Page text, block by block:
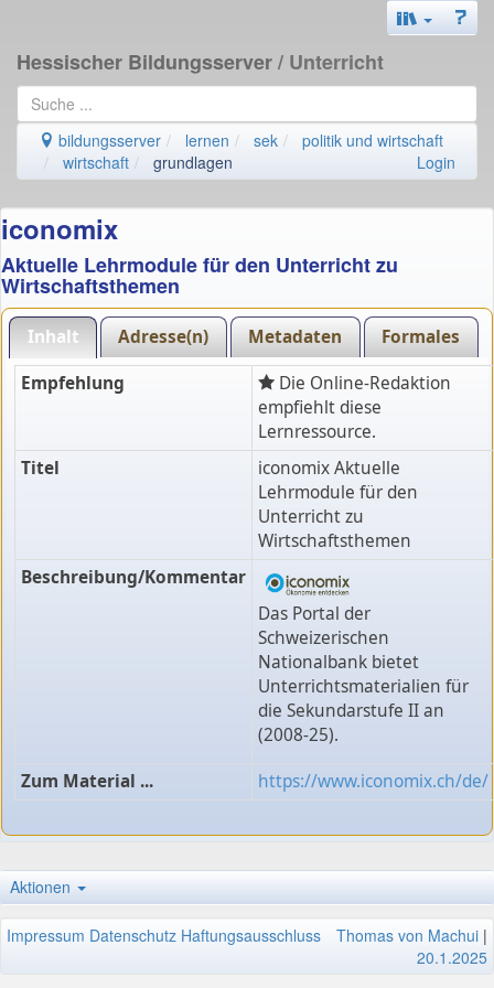
Hessischer Bildungsserver/ Unterricht
bildungsserver lernen sek
politik und wirtschaft
wirtschaft
grundlagen Login
iconomix
Aktuelle Lehrmodule für den Unterricht zu
Wirtschaftsthemen
Inhalt Adresse(n) Metadaten Formales
Empfehlung
Die Online-Redaktion
empfiehlt diese
Lernressource.
Titel
iconomix Aktuelle
Lehrmodule für den
Unterricht zu
Wirtschaftsthemen
Beschreibung/Kommentar
Das Portal der
Schweizerischen
Nationalbank bietet
Unterrichtsmaterialien für
die Sekundarstufe II an
(2008-25).
Zum Material ... https://www.iconomix.ch/de/
Aktionen
Impressum Datenschutz Haftungsausschluss Thomas von Machui |
20.1.2025